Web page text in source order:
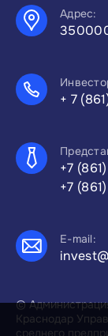
Адрес:
+ 7
+7
+7
E-mail:
©
Краснодар
среднего